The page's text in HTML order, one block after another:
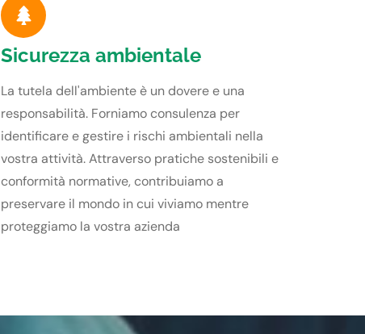
Sicurezza ambientale
La tutela dell'ambiente è un dovere e una
responsabilità. Forniamo consulenza per
identificare e gestire i rischi ambientali nella
vostra attività. Attraverso pratiche sostenibili e
conformità normative, contribuiamo a
preservare il mondo in cui viviamo mentre
proteggiamo la vostra azienda